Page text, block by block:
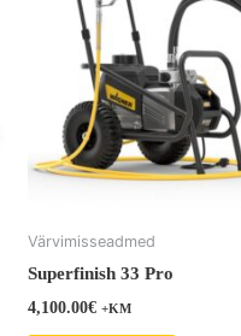
Värvimisseadmed
Superfinish 33 Pro
4,100.00€ +KM